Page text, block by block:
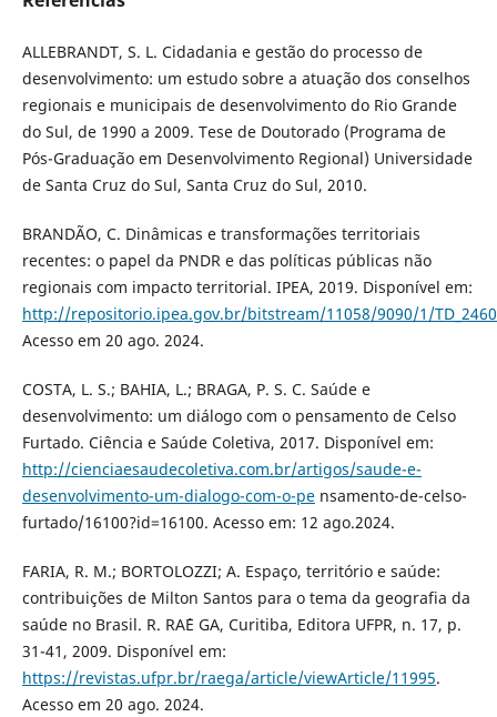
ALLEBRANDT, S. L. Cidadania e gestão do processo de
desenvolvimento: um estudo sobre a atuação dos conselhos
regionais e municipais de desenvolvimento do Rio Grande
do Sul, de 1990 a 2009. Tese de Doutorado (Programa de
Pós-Graduação em Desenvolvimento Regional) Universidade
de Santa Cruz do Sul, Santa Cruz do Sul, 2010.
BRANDÃO, C. Dinâmicas e transformações territoriais
recentes: o papel da PNDR e das políticas públicas não
regionais com impacto territorial. IPEA, 2019. Disponível em:
http://repositorio.ipea.gov.br/bitstream/11058/9090/1/
Acesso em 20 ago. 2024.
COSTA, L. S.; BAHIA, L.; BRAGA, P. S. C. Saúde e
desenvolvimento: um diálogo com o pensamento de Celso
Furtado. Ciência e Saúde Coletiva, 2017. Disponível em:
http://cienciaesaudecoletiva.com.br/artigos/saude-e-
desenvolvimento-um-dialogo-com-o-pensamento-de-celso-
furtado/16100?id=16100. Acesso em: 12 ago.2024.
FARIA, R. M.; BORTOLOZZI; A. Espaço, território e saúde:
contribuições de Milton Santos para o tema da geografia da
saúde no Brasil. R. RA´E GA, Curitiba, Editora UFPR, n. 17, p.
31-41, 2009. Disponível em:
https://revistas.ufpr.br/raega/article/viewArticle/11995.
Acesso em 20 ago. 2024.